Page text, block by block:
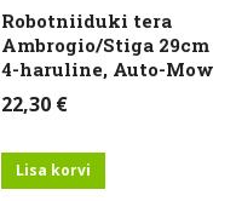
Robotniiduki tera
Ambrogio/Stiga 29cm
4-haruline, Auto-Mow
22,30 €
Lisa korvi